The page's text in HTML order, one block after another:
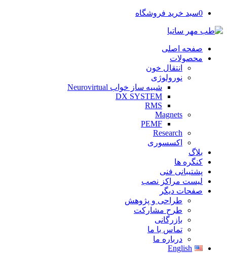
0سبد خرید فروشگاه
صفحه اصلی
محصولات
انتقال خون
نورولوژی
شبیه ساز خواب Neurovirtual
DX SYSTEM
RMS
Magnets
PEMF
Research
اکسسوری
بلاگ
کنگره ها
پشتیبانی فنی
لیست مراکز نصب
صفحات دیگر
طراحی و پژوهش
طرح مشارکت
بازرگانی
تماس با ما
درباره ما
English